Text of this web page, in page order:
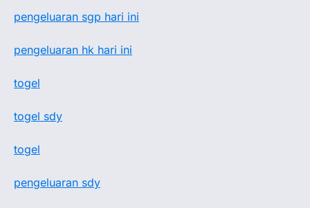
pengeluaran sgp hari ini
pengeluaran hk hari ini
togel
togel sdy
togel
pengeluaran sdy